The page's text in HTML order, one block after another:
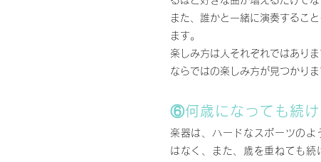
また、誰かと一緒に演奏するこ
ます。
楽しみ方は人それぞれではあり
ならではの楽しみ方が見つかりま
​⑥何歳になっても続け
楽器は、ハードなスポーツの
はなく、
また、歳を重ねても続